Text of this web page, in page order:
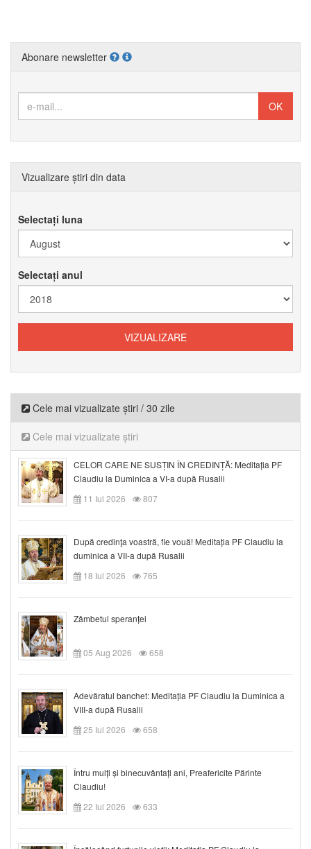
Abonare newsletter
Vizualizare știri din data
Selectați luna
Selectați anul
Cele mai vizualizate știri / 30 zile
Cele mai vizualizate știri
CELOR CARE NE SUSȚIN ÎN CREDINȚĂ: Meditația PF
Claudiu la Duminica a VI-a după Rusalii
11 Iul 2026
807
După credinţa voastră, fie vouă! Meditația PF Claudiu la
duminica a VII-a după Rusalii
18 Iul 2026
765
Zâmbetul speranței
05 Aug 2026 658
Adevăratul banchet: Meditația PF Claudiu la Duminica a
VIII-a după Rusalii
25 Iul 2026
658
Întru mulți și binecuvântați ani, Preafericite Părinte
Claudiu!
22 Iul 2026
633